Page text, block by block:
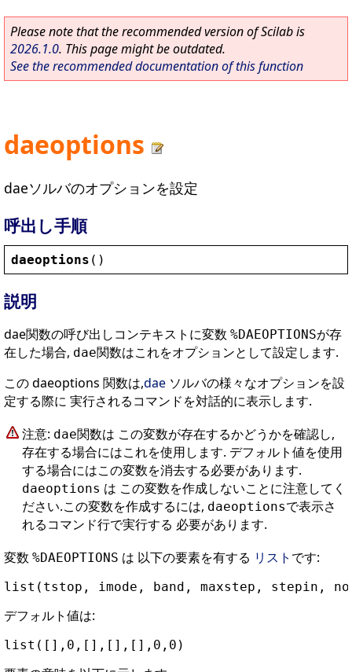
Please note that the recommended version of Scilab is
2026.1.0. This page might be outdated.
See the recommended documentation of this function
daeoptions
daeソルバのオプションを設定
呼出し手順
daeoptions ()
説明
dae関数の呼び出しコンテキストに変数 %DAEOPTIONSが存
在した場合, dae関数はこれをオプションとして設定します.
この daeoptions 関数は,dae ソルバの様々なオプションを設
定する際に 実行されるコマンドを対話的に表示します.
注意: dae関数は この変数が存在するかどうかを確認し,
存在する場合にはこれを使用します. デフォルト値を使用
する場合にはこの変数を消去する必要があります.
daeoptions は この変数を作成しないことに注意してく
ださい.この変数を作成するには, daeoptionsで表示さ
れるコマンド行で実行する 必要があります.
変数 %DAEOPTIONS は 以下の要素を有する リスト です:
デフォルト値は: